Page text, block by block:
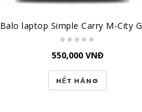
Balo laptop Simple Carry M-City
550,000 VNĐ
HẾT HÀNG